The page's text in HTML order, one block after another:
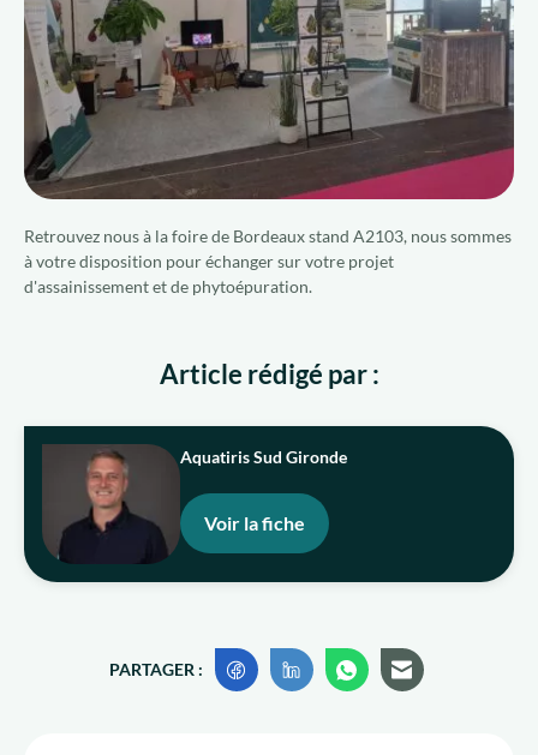
Qui sommes-nous ?
Nous rejoindre
FR
Retrouvez nous à la foire de Bordeaux stand A2103, nous sommes
à votre disposition pour échanger sur votre projet
d'assainissement et de phytoépuration.
Article rédigé par :
Aquatiris Sud Gironde
Voir la fiche
PARTAGER :